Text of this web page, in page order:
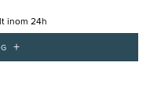
inom 24h
+